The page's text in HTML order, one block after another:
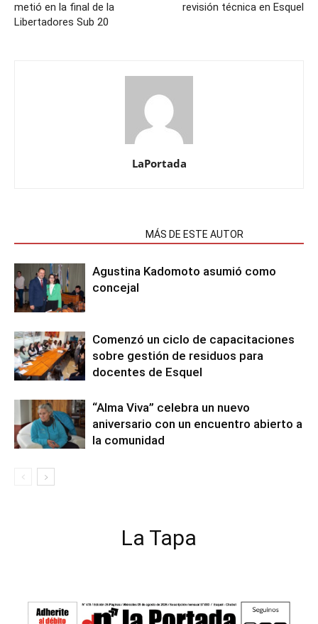
metió en la final de la
Libertadores Sub 20
revisión técnica en Esquel
LaPortada
MÁS DE ESTE AUTOR
Agustina Kadomoto asumió como
concejal
Comenzó un ciclo de capacitaciones
sobre gestión de residuos para
docentes de Esquel
“Alma Viva” celebra un nuevo
aniversario con un encuentro abierto a
la comunidad
La Tapa